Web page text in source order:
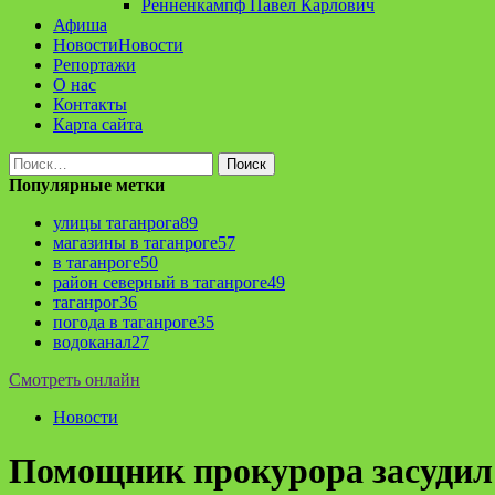
Ренненкампф Павел Карлович
Афиша
НовостиНовости
Репортажи
О нас
Контакты
Карта сайта
Найти:
Популярные метки
улицы таганрога89
магазины в таганроге57
в таганроге50
район северный в таганроге49
таганрог36
погода в таганроге35
водоканал27
Смотреть онлайн
Новости
Помощник прокурора